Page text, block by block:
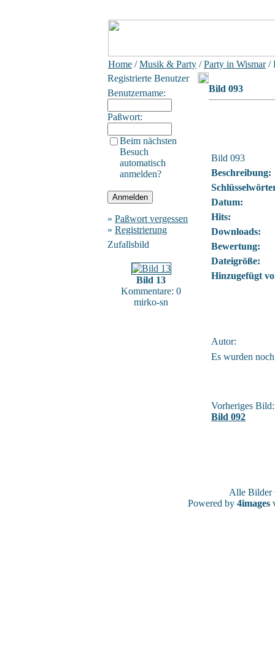
Home /Musik & Party /Party in Wismar/
Registrierte Benutzer
Benutzername:
Paßwort:
Beim nächsten
Besuch
automatisch
anmelden?
» Paßwort vergessen
» Registrierung
Zufallsbild
Bild 13
Kommentare: 0
mirko-sn
Bild 093
Bild 093
Beschreibung:
Datum:
Hits:
Downloads:
Bewertung:
Dateigröße:
Hinzugefügt
Autor:
Es wurden
Vorheriges Bild:
Bild 092
Alle
Powered by 4images